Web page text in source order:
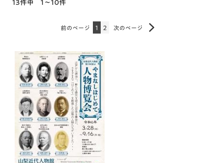
13件中 1～10件
前のページ 1 2 次のページ